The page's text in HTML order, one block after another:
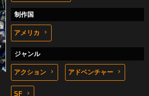
制作国
アメリカ
ジャンル
アクション アドベンチャー
SF